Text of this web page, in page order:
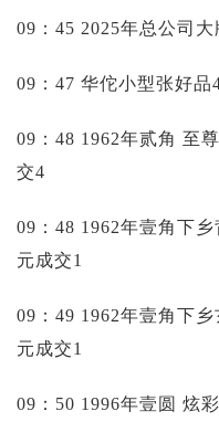
09：45 2025年总公司
09：47 华佗小型张好品
09：48 1962年贰角 至
交4
09：48 1962年壹角下
元成交1
09：49 1962年壹角下
元成交1
09：50 1996年壹圆 炫